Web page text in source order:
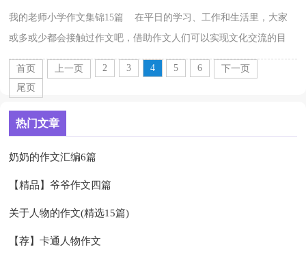
我的老师小学作文集锦15篇 在平日的学习、工作和生活里，大家
或多或少都会接触过作文吧，借助作文人们可以实现文化交流的目
的。为了让您在写作文时更加简单方便，下面是小编整...
首页
上一页 2 3 4 5 6
下一页
尾页
热门文章
奶奶的作文汇编6篇
【精品】爷爷作文四篇
关于人物的作文(精选15篇)
【荐】卡通人物作文